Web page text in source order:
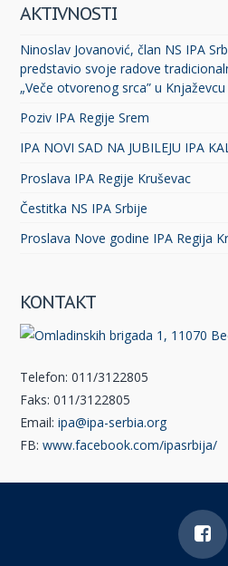
AKTIVNOSTI
Ninoslav Jovanović, član NS IPA
predstavio svoje radove
„Veče otvorenog srca” u Knjaževcu
Poziv IPA Regije Srem
IPA NOVI SAD NA JUBILEJU IPA
Proslava IPA Regije Kruševac
Čestitka NS IPA Srbije
Proslava Nove godine IPA Regija
KONTAKT
Telefon: 011/3122805
Faks: 011/3122805
Email:ipa@ipa-serbia.org
FB:www.facebook.com/ipasrbija/